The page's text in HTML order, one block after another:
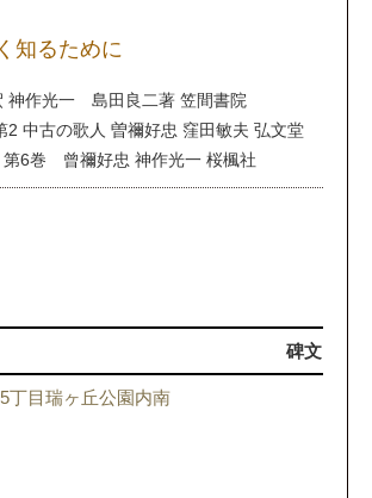
知るために
神作光一 島田良二著 笠間書院
2 中古の歌人 曽禰好忠 窪田敏夫 弘文堂
6巻 曾禰好忠 神作光一 桜楓社
碑文
丁目瑞ヶ丘公園内南